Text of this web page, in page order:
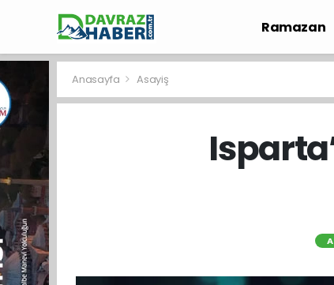
Ramazan
Anasayfa Asayiş